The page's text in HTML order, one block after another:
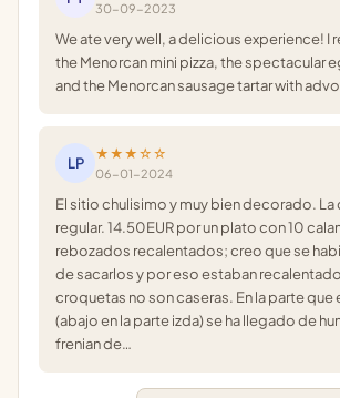
30-09-2023
We ate very well, a delicious experience! I
the Menorcan mini pizza, the spectacular
and the Menorcan sausage tartar with
LP
★★★☆☆
06-01-2024
El sitio chulisimo y muy bien decorado.
regular. 14.50EUR por un plato con 10
rebozados recalentados; creo que se
de sacarlos y por eso estaban
croquetas no son caseras. En la parte
(abajo en la parte izda) se ha llegado de
frenian de…